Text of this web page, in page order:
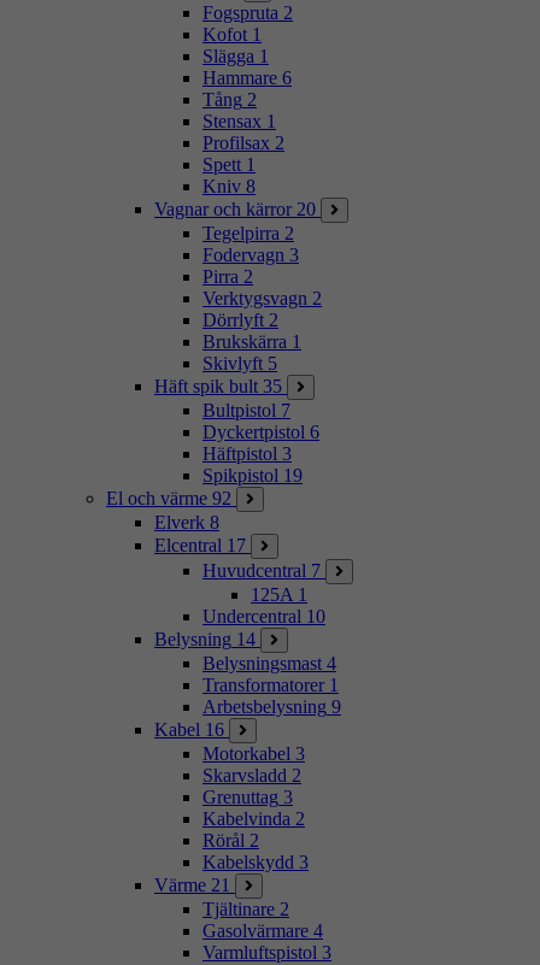
Fogspruta 2
Kofot 1
Slägga 1
Hammare 6
Tång 2
Stensax 1
Profilsax 2
Spett 1
Kniv 8
Vagnar och kärror 20
Tegelpirra 2
Fodervagn 3
Pirra 2
Verktygsvagn 2
Dörrlyft 2
Brukskärra 1
Skivlyft 5
Häft spik bult 35
Bultpistol 7
Dyckertpistol 6
Häftpistol 3
Spikpistol 19
El och värme 92
Elverk 8
Elcentral 17
Huvudcentral 7
125A 1
Undercentral 10
Belysning 14
Belysningsmast 4
Transformatorer 1
Arbetsbelysning 9
Kabel 16
Motorkabel 3
Skarvsladd 2
Grenuttag 3
Kabelvinda 2
Rörål 2
Kabelskydd 3
Värme 21
Tjältinare 2
Gasolvärmare 4
Varmluftspistol 3